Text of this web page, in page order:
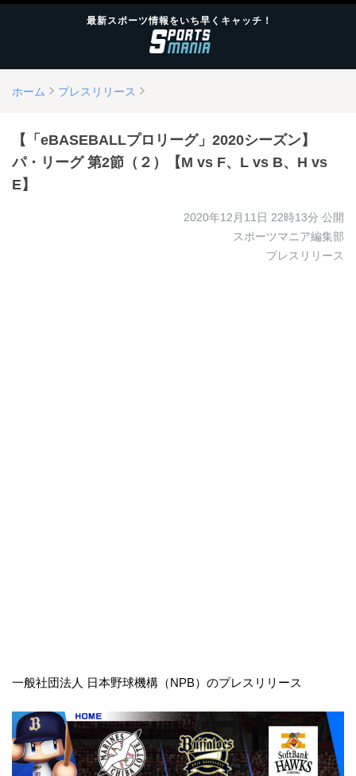
最新スポーツ情報をいち早くキャッチ！
ホーム プレスリリース
【「eBASEBALLプロリーグ」2020シーズン】
パ・リーグ 第2節（２）【M vs F、L vs B、H vs
E】
2020年12月11日 22時13分 公開
スポーツマニア編集部
プレスリリース
一般社団法人 日本野球機構（NPB）のプレスリリース